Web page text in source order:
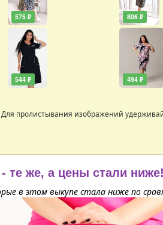
575 ₽
544 ₽
806 ₽
494 ₽
Для пролистывания изображений
те же, а цены стали ниже!
в этом выкупе стала ниже по